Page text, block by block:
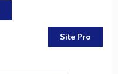
Site Pro